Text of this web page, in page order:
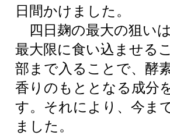
日間かけました。
四日麹の最大の狙い
最大限に食い込ませる
部まで入ることで、酵
香りのもととなる成分
す。それにより、今ま
ました。